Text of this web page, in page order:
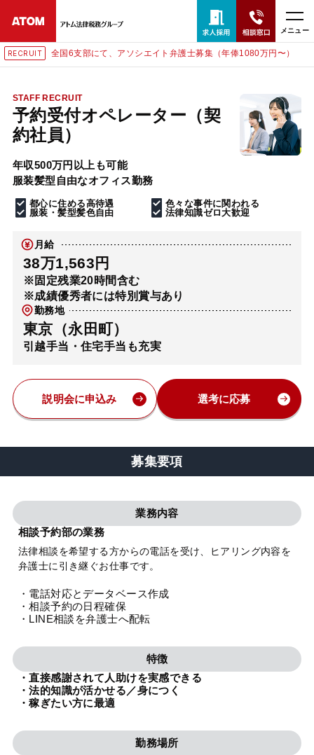
メニュー
RECRUIT 全国6支部にて、アソシエイト弁護士募集（年俸1080万円〜）
STAFF RECRUIT
予約受付オペレーター（契
約社員）
年収500万円以上も可能
服装髪型自由なオフィス勤務
都心に住める高待遇
色々な事件に関われる
服装・髪型髪色自由
法律知識ゼロ大歓迎
月給
38万1,563円
※固定残業20時間含む
※成績優秀者には特別賞与あり
勤務地
東京（永田町）
引越手当・住宅手当も充実
説明会に申込み 選考に応募
募集要項
業務内容
相談予約部の業務
法律相談を希望する方からの電話を受け、ヒアリング内容を
弁護士に引き継ぐお仕事です。
・電話対応とデータベース作成
・相談予約の日程確保
・LINE相談を弁護士へ配転
特徴
・直接感謝されて人助けを実感できる
・法的知識が活かせる／身につく
・稼ぎたい方に最適
勤務場所
24時間365日全国対応
無料相談窓口はこちら
電話・LINE・メールで相談予約受付中
ホーム
取扱分野
解決実績
アクセス
弁護士・税理士
費用
特設サイト
相談先情報サイト
プライバシーポリシー 利用規約 内部通報
TikTok受賞